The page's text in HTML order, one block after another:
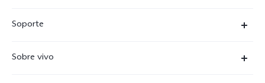
X300
Soporte
Sobre vivo